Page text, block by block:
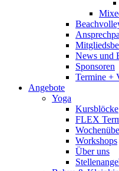
News und
Sponsoren
Termine +
Angebote
Yoga
Kursblöcke
FLEX
Workshops
Über uns